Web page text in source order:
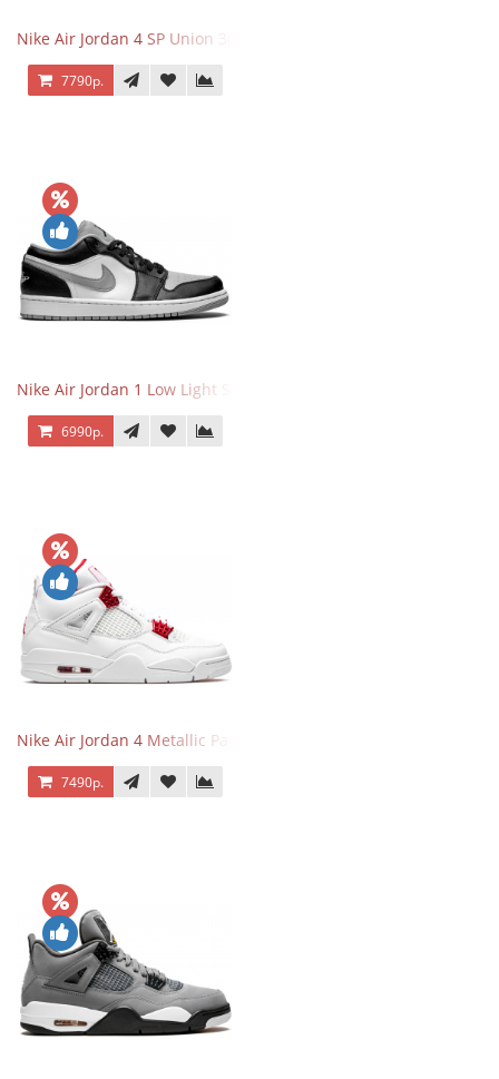
Nike Air Jordan 4 SP Union 30th Anniversary Taupe Haze
7790р.
Nike Air Jordan 1 Low Light Smoke Grey
6990р.
Nike Air Jordan 4 Metallic Pack University Red
7490р.